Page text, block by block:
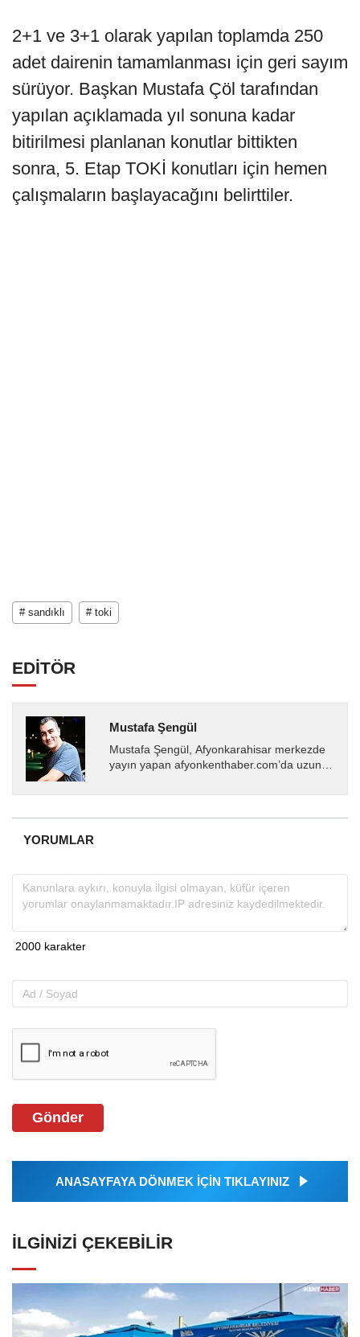
2+1 ve 3+1 olarak yapılan toplamda 250
adet dairenin tamamlanması için geri sayım
sürüyor. Başkan Mustafa Çöl tarafından
yapılan açıklamada yıl sonuna kadar
bitirilmesi planlanan konutlar bittikten
sonra, 5. Etap TOKİ konutları için hemen
çalışmaların başlayacağını belirttiler.
# sandıklı # toki
EDİTÖR
Mustafa Şengül
Mustafa Şengül, Afyonkarahisar merkezde
yayın yapan afyonkenthaber.com’da uzun
almakta, haber akışı...
YORUMLAR
Gönder
ANASAYFAYA DÖNMEK İÇİN TIKLAYINIZ
İLGINIZI ÇEKEBILIR